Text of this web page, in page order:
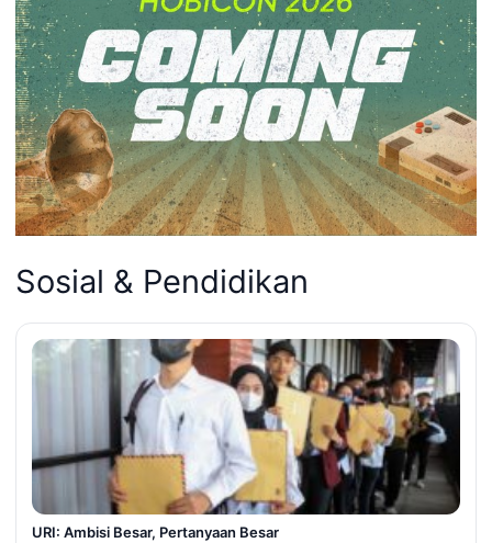
Sosial & Pendidikan
URI: Ambisi Besar, Pertanyaan Besar